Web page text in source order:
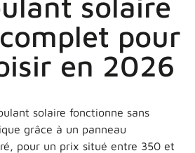
pour
en 2026
solaire fonctionne sans
grâce à un panneau
pour un prix situé entre 350 et